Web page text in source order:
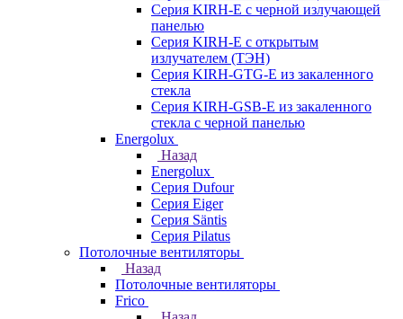
Серия KIRH-E с черной излучающей
панелью
Серия KIRH-E с открытым
излучателем (ТЭН)
Серия KIRH-GTG-E из закаленного
стекла
Серия KIRH-GSB-E из закаленного
стекла с черной панелью
Energolux
Назад
Energolux
Серия Dufour
Серия Eiger
Серия Säntis
Серия Pilatus
Потолочные вентиляторы
Назад
Потолочные вентиляторы
Frico